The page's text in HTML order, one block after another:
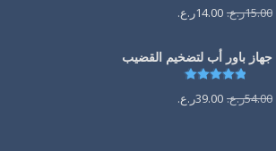
15.00ر.ع. 14.00ر.ع.
جهاز باور أب لتضخيم القضيب
تم التقييم
54.00ر.ع. 39.00ر.ع.